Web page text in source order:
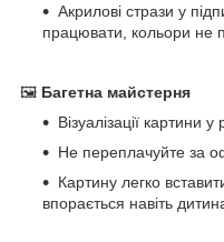
Акрилові стрази у
працювати, кольори не
🖼 Багетна майстерня
Візуалізації картини
Не переплачуйте за
Картину легко
впорається навіть